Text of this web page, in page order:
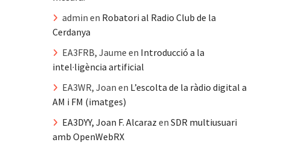
admin en Robatori al Radio Club de la
Cerdanya
EA3FRB, Jaume en Introducció a la
intel·ligència artificial
EA3WR, Joan en L’escolta de la ràdio digital a
AM i FM (imatges)
EA3DYY, Joan F. Alcaraz en SDR multiusuari
amb OpenWebRX